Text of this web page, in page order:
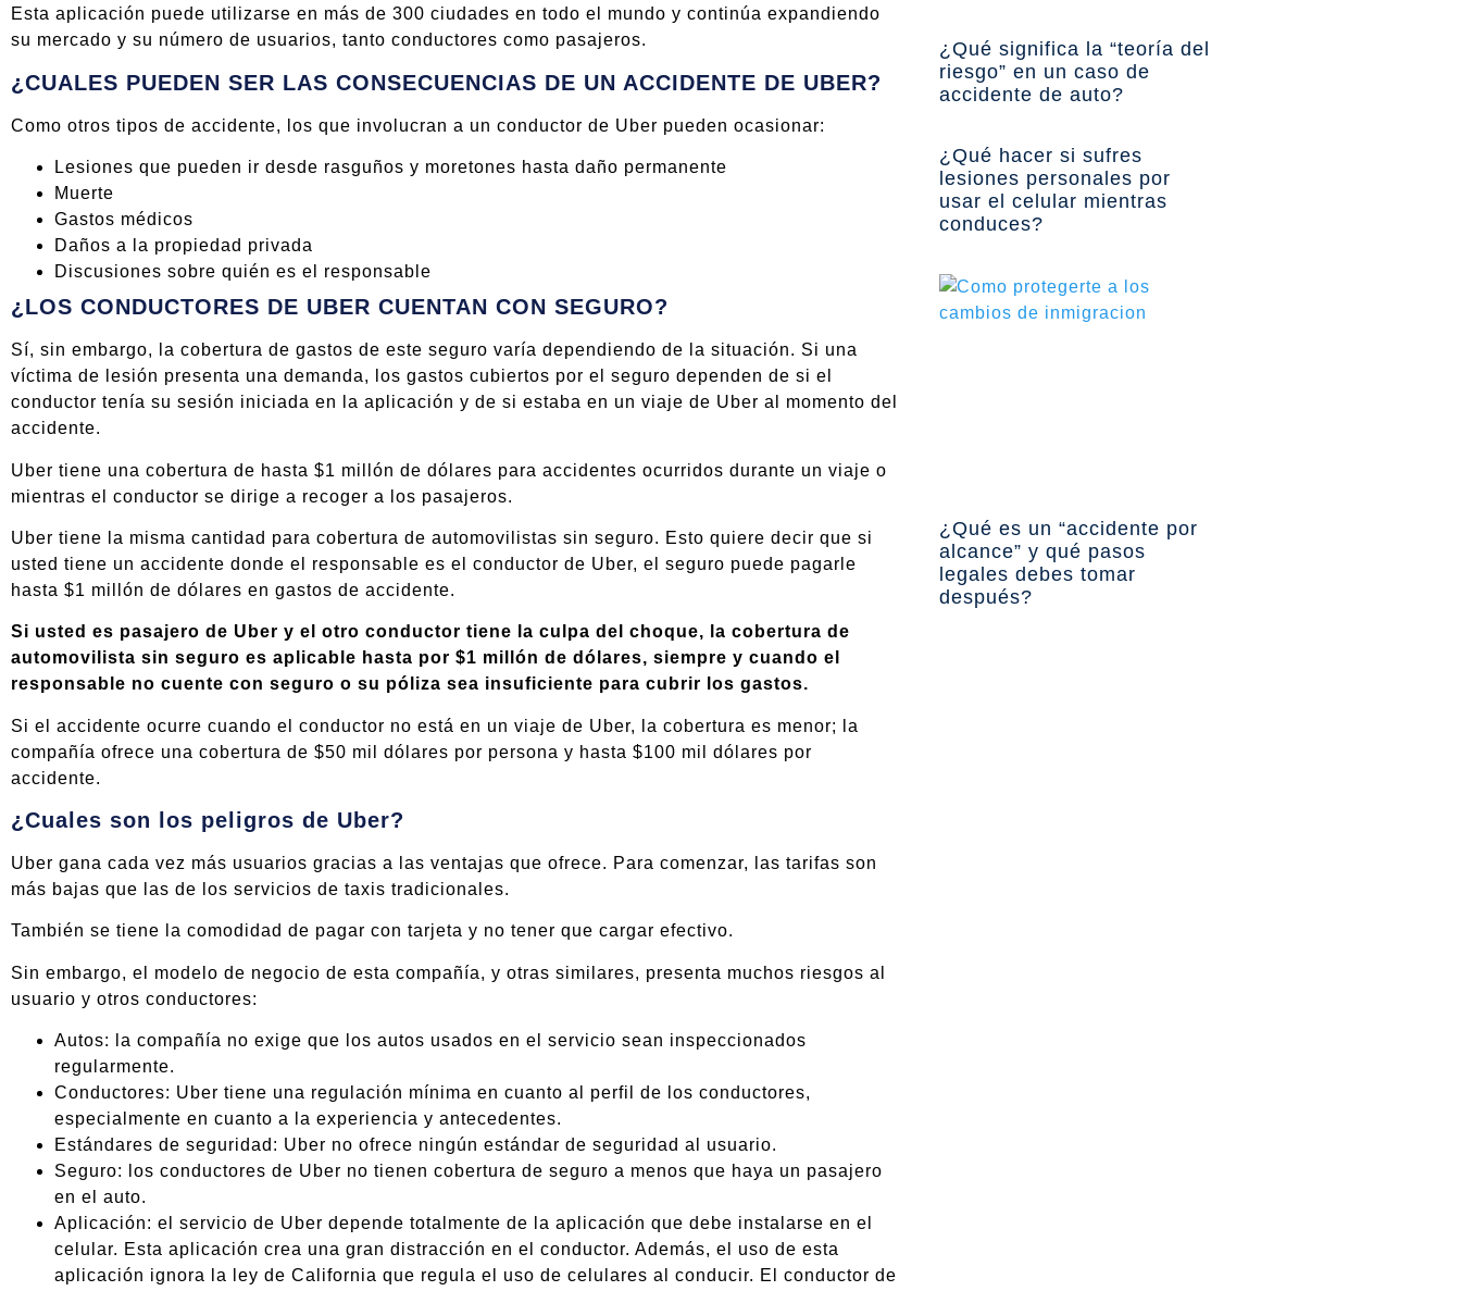
Esta aplicación puede utilizarse en más de 300 ciudades en todo el mundo y continúa expandiendo
su mercado y su número de usuarios, tanto conductores como pasajeros.
¿CUALES PUEDEN SER LAS CONSECUENCIAS DE UN ACCIDENTE DE UBER?
Como otros tipos de accidente, los que involucran a un conductor de Uber pueden ocasionar:
Lesiones que pueden ir desde rasguños y moretones hasta daño permanente
Muerte
Gastos médicos
Daños a la propiedad privada
Discusiones sobre quién es el responsable
¿LOS CONDUCTORES DE UBER CUENTAN CON SEGURO?
Sí, sin embargo, la cobertura de gastos de este seguro varía dependiendo de la situación. Si una
víctima de lesión presenta una demanda, los gastos cubiertos por el seguro dependen de si el
conductor tenía su sesión iniciada en la aplicación y de si estaba en un viaje de Uber al momento del
accidente.
Uber tiene una cobertura de hasta $1 millón de dólares para accidentes ocurridos durante un viaje o
mientras el conductor se dirige a recoger a los pasajeros.
Uber tiene la misma cantidad para cobertura de automovilistas sin seguro. Esto quiere decir que si
usted tiene un accidente donde el responsable es el conductor de Uber, el seguro puede pagarle
hasta $1 millón de dólares en gastos de accidente.
Si usted es pasajero de Uber y el otro conductor tiene la culpa del choque, la cobertura de
automovilista sin seguro es aplicable hasta por $1 millón de dólares, siempre y cuando el
responsable no cuente con seguro o su póliza sea insuficiente para cubrir los gastos.
Si el accidente ocurre cuando el conductor no está en un viaje de Uber, la cobertura es menor; la
compañía ofrece una cobertura de $50 mil dólares por persona y hasta $100 mil dólares por
accidente.
¿Cuales son los peligros de Uber?
Uber gana cada vez más usuarios gracias a las ventajas que ofrece. Para comenzar, las tarifas son
más bajas que las de los servicios de taxis tradicionales.
También se tiene la comodidad de pagar con tarjeta y no tener que cargar efectivo.
Sin embargo, el modelo de negocio de esta compañía, y otras similares, presenta muchos riesgos al
usuario y otros conductores:
Autos: la compañía no exige que los autos usados en el servicio sean inspeccionados
regularmente.
Conductores: Uber tiene una regulación mínima en cuanto al perfil de los conductores,
especialmente en cuanto a la experiencia y antecedentes.
Estándares de seguridad: Uber no ofrece ningún estándar de seguridad al usuario.
Seguro: los conductores de Uber no tienen cobertura de seguro a menos que haya un pasajero
en el auto.
Aplicación: el servicio de Uber depende totalmente de la aplicación que debe instalarse en el
celular. Esta aplicación crea una gran distracción en el conductor. Además, el uso de esta
aplicación ignora la ley de California que regula el uso de celulares al conducir. El conductor de
¿Qué significa la “teoría del
riesgo” en un caso de
accidente de auto?
¿Qué hacer si sufres
lesiones personales por
usar el celular mientras
conduces?
¿Qué es un “accidente por
alcance” y qué pasos
legales debes tomar
después?